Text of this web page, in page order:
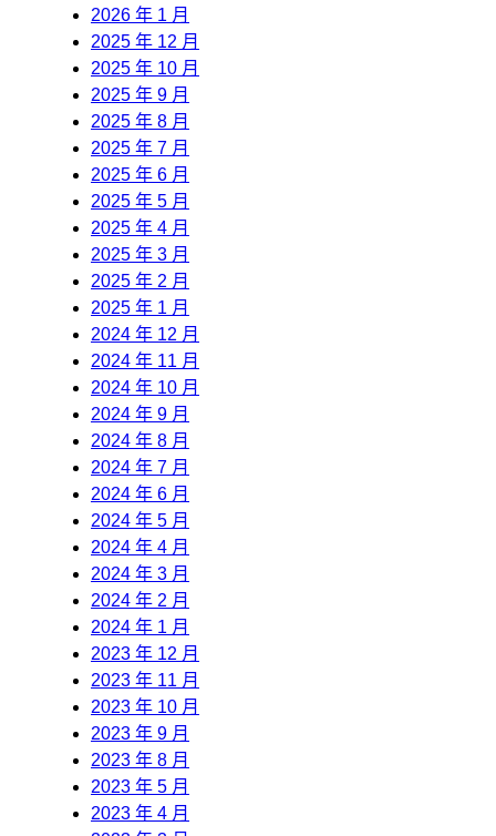
2026 年 1 月
2025 年 12 月
2025 年 10 月
2025 年 9 月
2025 年 8 月
2025 年 7 月
2025 年 6 月
2025 年 5 月
2025 年 4 月
2025 年 3 月
2025 年 2 月
2025 年 1 月
2024 年 12 月
2024 年 11 月
2024 年 10 月
2024 年 9 月
2024 年 8 月
2024 年 7 月
2024 年 6 月
2024 年 5 月
2024 年 4 月
2024 年 3 月
2024 年 2 月
2024 年 1 月
2023 年 12 月
2023 年 11 月
2023 年 10 月
2023 年 9 月
2023 年 8 月
2023 年 5 月
2023 年 4 月